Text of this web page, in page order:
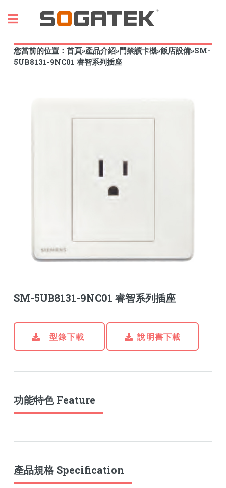
您當前的位置： 首頁»產品介紹»門禁讀卡機»飯店設備»SM-
5UB8131-9NC01 睿智系列插座
SM-5UB8131-9NC01 睿智系列插座
型錄下載 說明書下載
功能特色 Feature
產品規格 Specification
Toggle